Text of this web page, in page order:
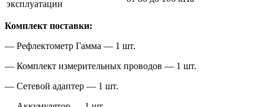
эксплуатации
Комплект поставки:
— Рефлектометр Гамма — 1 шт.
— Комплект измерительных проводов — 1 шт.
— Сетевой адаптер — 1 шт.